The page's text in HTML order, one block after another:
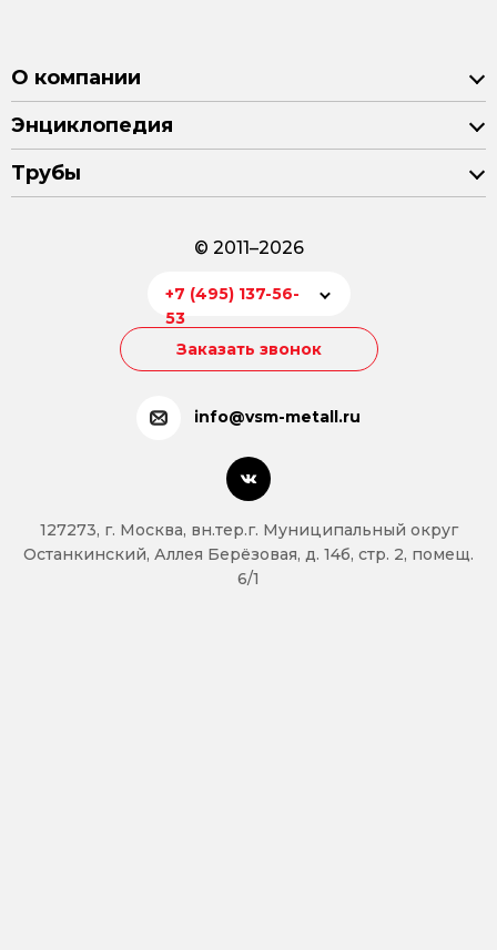
О компании
Энциклопедия
Трубы
© 2011–2026
+7 (495) 137-56-
53
Заказать звонок
info@vsm-metall.ru
127273, г. Москва, вн.тер.г. Муниципальный округ
Останкинский, Аллея Берёзовая, д. 14б, стр. 2, помещ.
6/1